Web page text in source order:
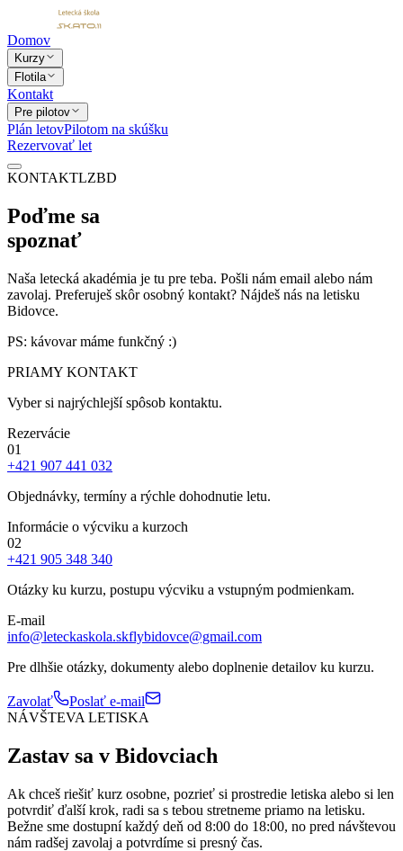
Domov
Kurzy
Flotila
Kontakt
Pre pilotov
Plán letovPilotom na skúšku
Rezervovať let
KONTAKTLZBD
Poďme sa
spoznať
Naša letecká akadémia je tu pre teba. Pošli nám email alebo nám
zavolaj. Preferuješ skôr osobný kontakt? Nájdeš nás na letisku
Bidovce.
PS: kávovar máme funkčný :)
PRIAMY KONTAKT
Vyber si najrýchlejší spôsob kontaktu.
Rezervácie
01
+421 907 441 032
Objednávky, termíny a rýchle dohodnutie letu.
Informácie o výcviku a kurzoch
02
+421 905 348 340
Otázky ku kurzu, postupu výcviku a vstupným podmienkam.
E-mail
info@leteckaskola.skflybidovce@gmail.com
Pre dlhšie otázky, dokumenty alebo doplnenie detailov ku kurzu.
Zavolať
Poslať e-mail
NÁVŠTEVA LETISKA
Zastav sa v Bidovciach
Ak chceš riešiť kurz osobne, pozrieť si prostredie letiska alebo si len
potvrdiť ďalší krok, radi sa s tebou stretneme priamo na letisku.
Bežne sme dostupní každý deň od 8:00 do 18:00, no pred návštevou
nám radšej zavolaj a potvrdíme si presný čas.